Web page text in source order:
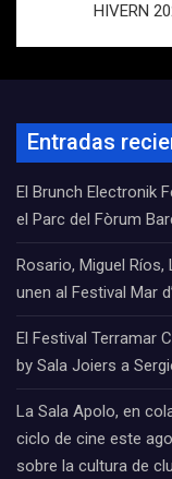
HIVERN
Entradas
El Brunch Electronik
el Parc del Fòrum
Rosario, Miguel
unen al Festival Mar
El Festival Terramar
by Sala Joiers a
La Sala Apolo, en
ciclo de cine este
sobre la cultura de